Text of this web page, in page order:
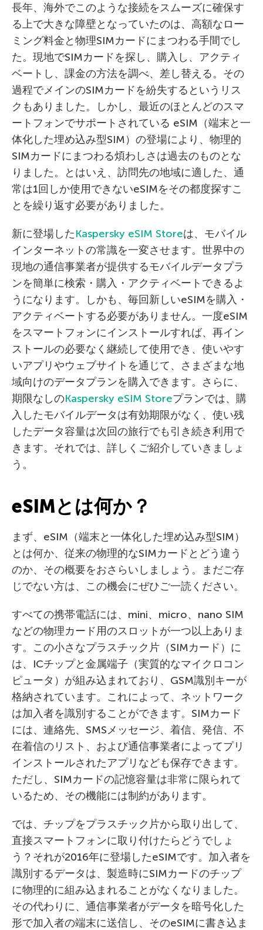
長年、海外でこのような接続をスムーズに確保す
る上で大きな障壁となっていたのは、高額なロー
ミング料金と物理SIMカードにまつわる手間でし
た。現地でSIMカードを探し、購入し、アクティ
ベートし、課金の方法を調べ、差し替える。その
過程でメインのSIMカードを紛失するというリス
クもありました。しかし、最近のほとんどのスマ
ートフォンでサポートされている eSIM（端末と一
体化した埋め込み型SIM）の登場により、物理的
SIMカードにまつわる煩わしさは過去のものとな
りました。とはいえ、訪問先の地域に適した、通
常は1回しか使用できないeSIMをその都度探すこ
とを繰り返す必要がありました。
新に登場したKaspersky eSIM Storeは、モバイル
インターネットの常識を一変させます。世界中の
現地の通信事業者が提供するモバイルデータプラ
ンを簡単に検索・購入・アクティベートできるよ
うになります。しかも、毎回新しいeSIMを購入・
アクティベートする必要がありません。一度eSIM
をスマートフォンにインストールすれば、再イン
ストールの必要なく継続して使用でき、使いやす
いアプリやウェブサイトを通じて、さまざまな地
域向けのデータプランを購入できます。さらに、
期限なしのKaspersky eSIM Storeプランでは、購
入したモバイルデータは有効期限がなく、使い残
したデータ容量は次回の旅行でも引き続き利用で
きます。それでは、詳しくご紹介していきましょ
う。
eSIMとは何か？
まず、eSIM（端末と一体化した埋め込み型SIM）
とは何か、従来の物理的なSIMカードとどう違う
のか、その概要をおさらいしましょう。まだご存
じでない方は、この機会にぜひご一読ください。
すべての携帯電話には、mini、micro、nano SIM
などの物理カード用のスロットが一つ以上ありま
す。この小さなプラスチック片（SIMカード）に
は、ICチップと金属端子（実質的なマイクロコン
ピュータ）が組み込まれており、GSM識別キーが
格納されています。これによって、ネットワーク
は加入者を識別することができます。SIMカード
には、連絡先、SMSメッセージ、着信、発信、不
在着信のリスト、および通信事業者によってプリ
インストールされたアプリなども保存できます。
ただし、SIMカードの記憶容量は非常に限られて
いるため、その機能には制約があります。
では、チップをプラスチック片から取り出して、
直接スマートフォンに取り付けたらどうでしょ
う？それが2016年に登場したeSIMです。加入者を
識別するデータは、製造時にSIMカードのチップ
に物理的に組み込まれることがなくなりました。
その代わりに、通信事業者がデータを暗号化した
形で加入者の端末に送信し、そのeSIMに書き込ま